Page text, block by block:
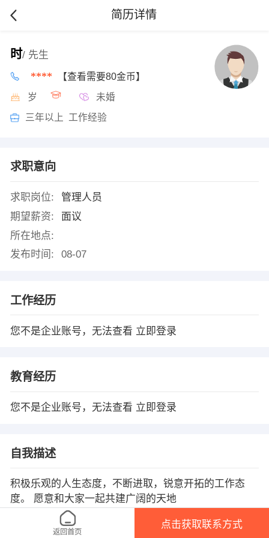
简历详情
时/ 先生
**** 【查看需要80金币】
岁 未婚
三年以上 工作经验
求职意向
求职岗位:
管理人员
期望薪资:
面议
所在地点:
发布时间:
08-07
工作经历
您不是企业账号，无法查看 立即登录
教育经历
您不是企业账号，无法查看 立即登录
自我描述
积极乐观的人生态度，不断进取，锐意开拓的工作态
度。 愿意和大家一起共建广阔的天地
返回首页
点击获取联系方式